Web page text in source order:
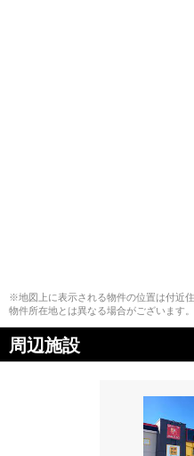
※地図上に表示される物件の位置は付近
物件所在地とは異なる場合がございます。
周辺施設